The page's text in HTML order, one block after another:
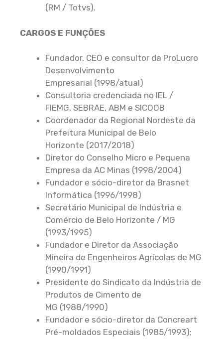
(RM / Totvs).
CARGOS E FUNÇÕES
Fundador, CEO e consultor da ProLucro
Desenvolvimento
Empresarial (1998/atual)
Consultoria credenciada no IEL /
FIEMG, SEBRAE, ABM e SICOOB
Coordenador da Regional Nordeste da
Prefeitura Municipal de Belo
Horizonte (2017/2018)
Diretor do Conselho Micro e Pequena
Empresa da AC Minas (1998/2004)
Fundador e sócio-diretor da Brasnet
Informática (1996/1998)
Secretário Municipal de Indústria e
Comércio de Belo Horizonte / MG
(1993/1995)
Fundador e Diretor da Associação
Mineira de Engenheiros Agrícolas de MG
(1990/1991)
Presidente do Sindicato da Indústria de
Produtos de Cimento de
MG (1988/1990)
Fundador e sócio-diretor da Concreart
Pré-moldados Especiais (1985/1993);